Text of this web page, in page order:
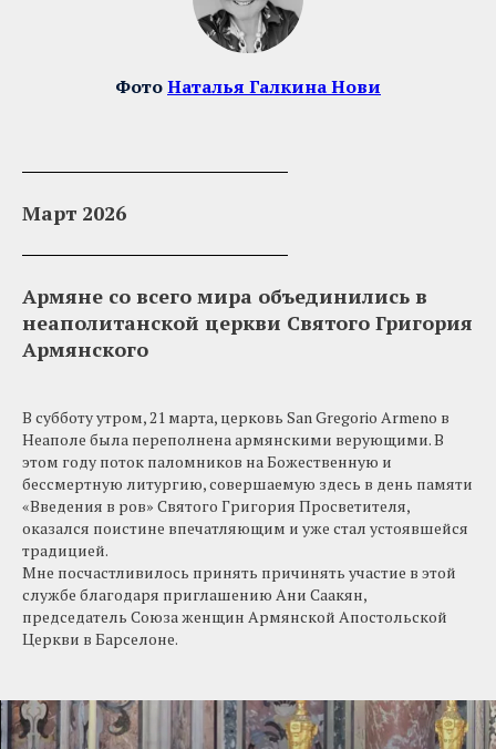
ФотоНаталья Галкина Нови
Март 2026
Армяне со всего мира объединились в
неаполитанской церкви Святого Григория
Армянского
В субботу утром, 21 марта, церковь San Gregorio Armeno в
Неаполе была переполнена армянскими верующими. В
этом году поток паломников на Божественную и
бессмертную литургию, совершаемую здесь в день памяти
«Введения в ров» Святого Григория Просветителя,
оказался поистине впечатляющим и уже стал устоявшейся
традицией.
Мне посчастливилось принять причинять участие в этой
службе благодаря приглашению Ани Саакян,
председатель Союза женщин Армянской Апостольской
Церкви в Барселоне.